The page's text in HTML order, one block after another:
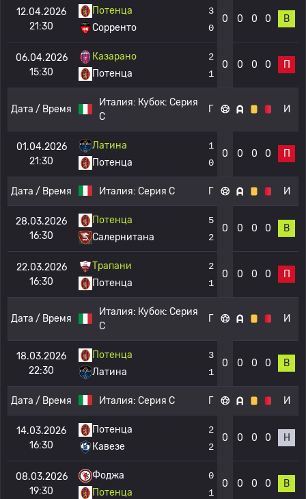
12.04.2026
21:30
Потенца
Сорренто
3
0
0 0 0 0 В
06.04.2026
15:30
Казарано
Потенца
2
1
0 0 0 0 П
Дата / Время
Италия: Кубок: Серия
C
Г И
01.04.2026
21:30
Латина
Потенца
1
0
0 0 0 0 П
Дата / Время Италия: Серия C Г И
28.03.2026
16:30
Потенца
Салернитана
5
2
0 0 0 0 В
22.03.2026
16:30
Трапани
Потенца
2
1
0 0 0 0 П
Дата / Время
Италия: Кубок: Серия
C
Г И
18.03.2026
22:30
Потенца
Латина
3
1
0 0 0 0 В
Дата / Время Италия: Серия C Г И
14.03.2026
16:30
Потенца
Кавезе
2
2
0 0 0 0 Н
08.03.2026
19:30
Фоджа
Потенца
0
1
0 0 0 0 В